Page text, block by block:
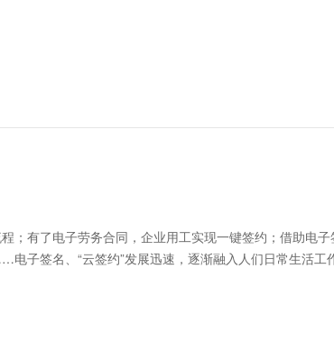
；有了电子劳务合同，企业用工实现一键签约；借助电子
子签名、“云签约”发展迅速，逐渐融入人们日常生活工